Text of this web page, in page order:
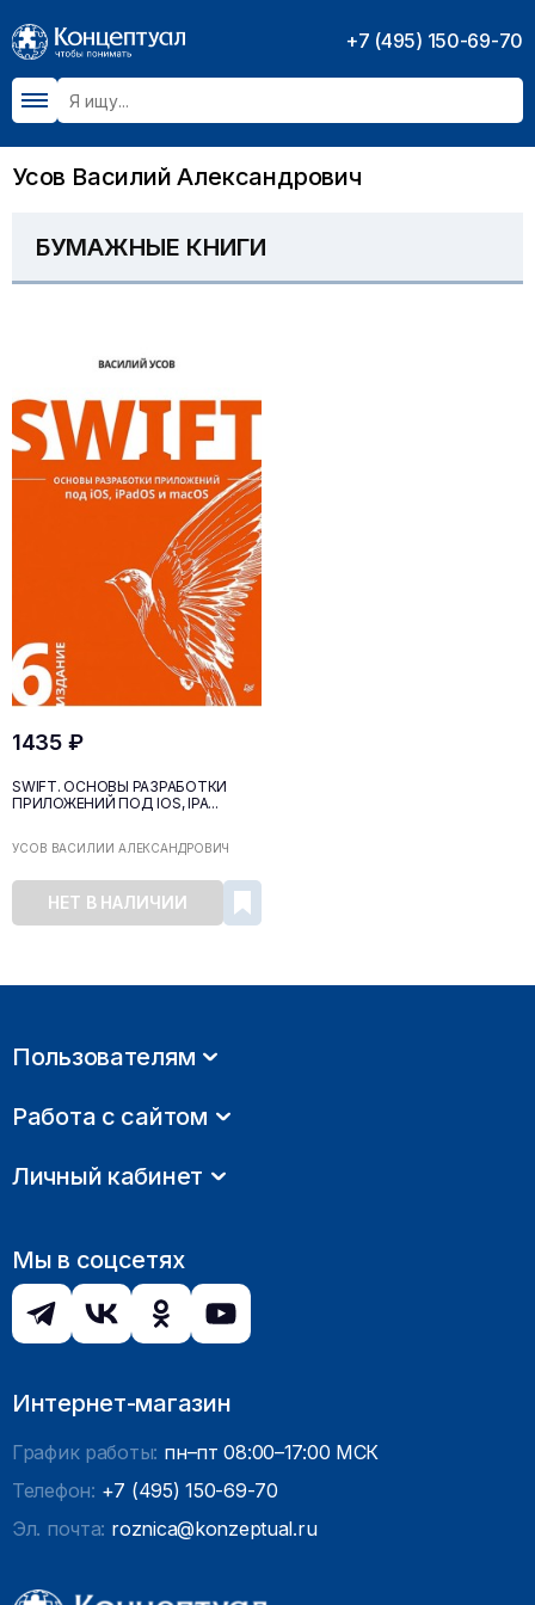
+7 (495) 150-69-70
Усов Василий Александрович
БУМАЖНЫЕ КНИГИ
1435 ₽
SWIFT. ОСНОВЫ РАЗРАБОТКИ
ПРИЛОЖЕНИЙ ПОД IOS, IPA...
УСОВ ВАСИЛИЙ АЛЕКСАНДРОВИЧ
НЕТ В НАЛИЧИИ
Пользователям
Работа с сайтом
Личный кабинет
Мы в соцсетях
Интернет-магазин
График работы: пн–пт 08:00–17:00 МСК
Телефон: +7 (495) 150-69-70
Эл. почта: roznica@konzeptual.ru